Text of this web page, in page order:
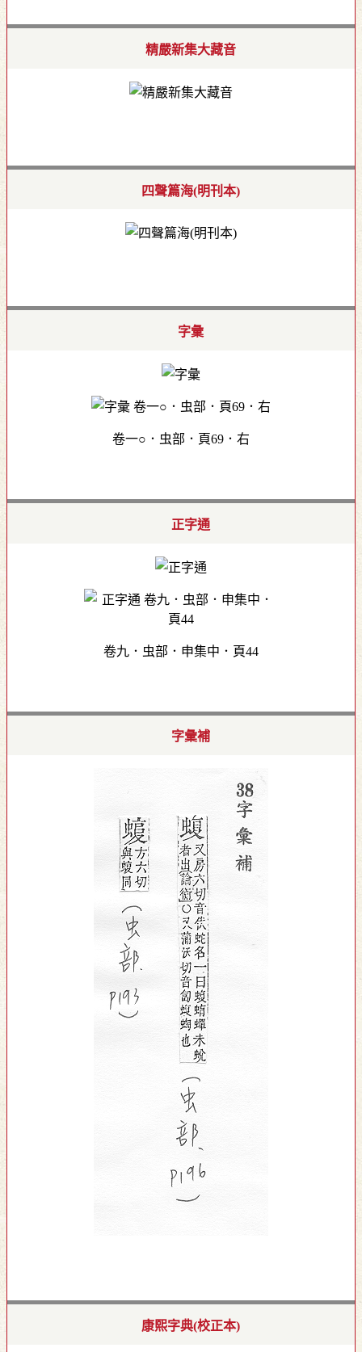
精嚴新集大藏音
四聲篇海(明刊本)
字彙
卷一○．虫部．頁69．右
正字通
卷九．虫部．申集中．頁44
字彙補
康熙字典(校正本)